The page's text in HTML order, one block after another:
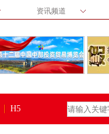
资讯频道
H5